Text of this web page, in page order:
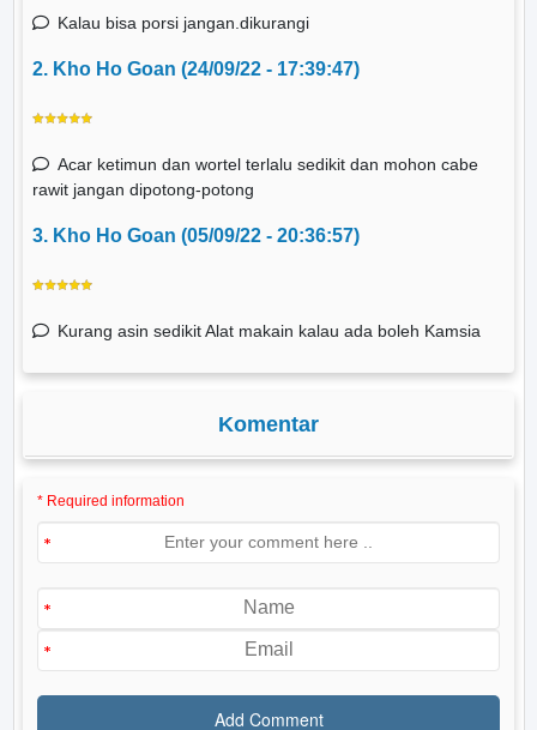
Kalau bisa porsi jangan.dikurangi
2. Kho Ho Goan (24/09/22 - 17:39:47)
Acar ketimun dan wortel terlalu sedikit dan mohon cabe
rawit jangan dipotong-potong
3. Kho Ho Goan (05/09/22 - 20:36:57)
Kurang asin sedikit Alat makain kalau ada boleh Kamsia
Komentar
* Required information